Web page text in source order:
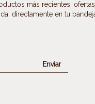
más recientes,
directamente en tu